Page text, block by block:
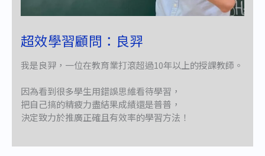
超效學習顧問：良羿
我是良羿，一位在教育業打滾超過10年以上的授課教師。
因為看到很多學生用錯誤思維看待學習，
把自己搞的精疲力盡結果成績還是普普，
決定致力於推廣正確且有效率的學習方法！